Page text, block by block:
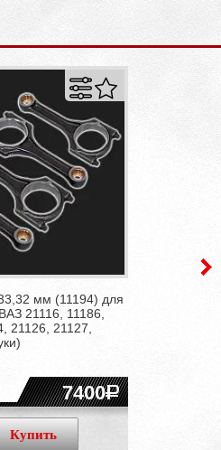
мм (11194) для
21116, 11186,
21126, 21127,
7400
Купить